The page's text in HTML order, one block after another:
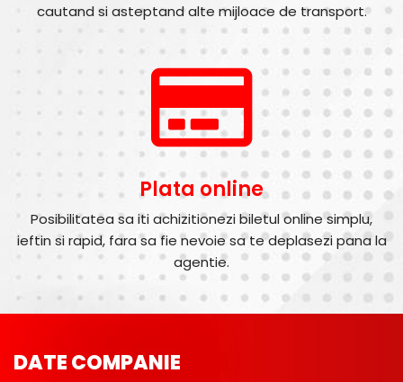
cautand si asteptand alte mijloace de transport.
Plata online
Posibilitatea sa iti achizitionezi biletul online simplu,
ieftin si rapid, fara sa fie nevoie sa te deplasezi pana la
agentie.
DATE COMPANIE